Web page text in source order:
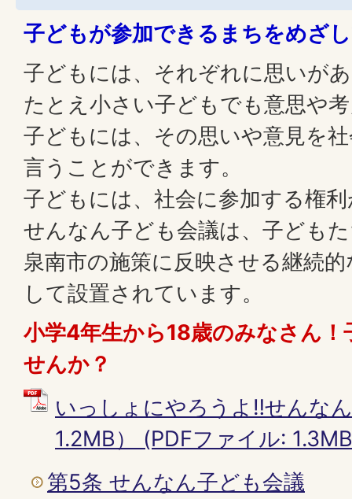
子どもが参加できるまちをめざ
子どもには、それぞれに思いが
たとえ小さい子どもでも意思や
子どもには、その思いや意見を
言うことができます。
子どもには、社会に参加する権
せんなん子ども会議は、子ども
泉南市の施策に反映させる継続
して設置されています。
小学4年生から18歳のみなさん
せんか？
いっしょにやろうよ‼せんな
1.2MB） (PDFファイル:
第5条 せんなん子ども会議